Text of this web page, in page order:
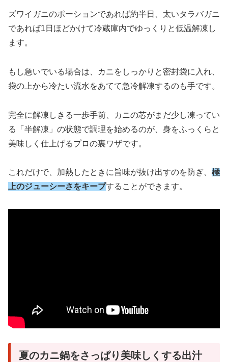
ズワイガニのポーションであれば約半日、太いタラバガニ
であれば1日ほどかけて冷蔵庫内でゆっくりと低温解凍し
ます。
もし急いでいる場合は、カニをしっかりと密封袋に入れ、
袋の上から冷たい流水をあてて急冷解凍するのも手です。
完全に解凍しきる一歩手前、カニの芯がまだ少し凍ってい
る「半解凍」の状態で調理を始めるのが、身をふっくらと
美味しく仕上げるプロの裏ワザです。
これだけで、加熱したときに旨味が抜け出すのを防ぎ、 極
上のジューシーさをキープすることができます。
夏のカニ鍋をさっぱり美味しくする出汁